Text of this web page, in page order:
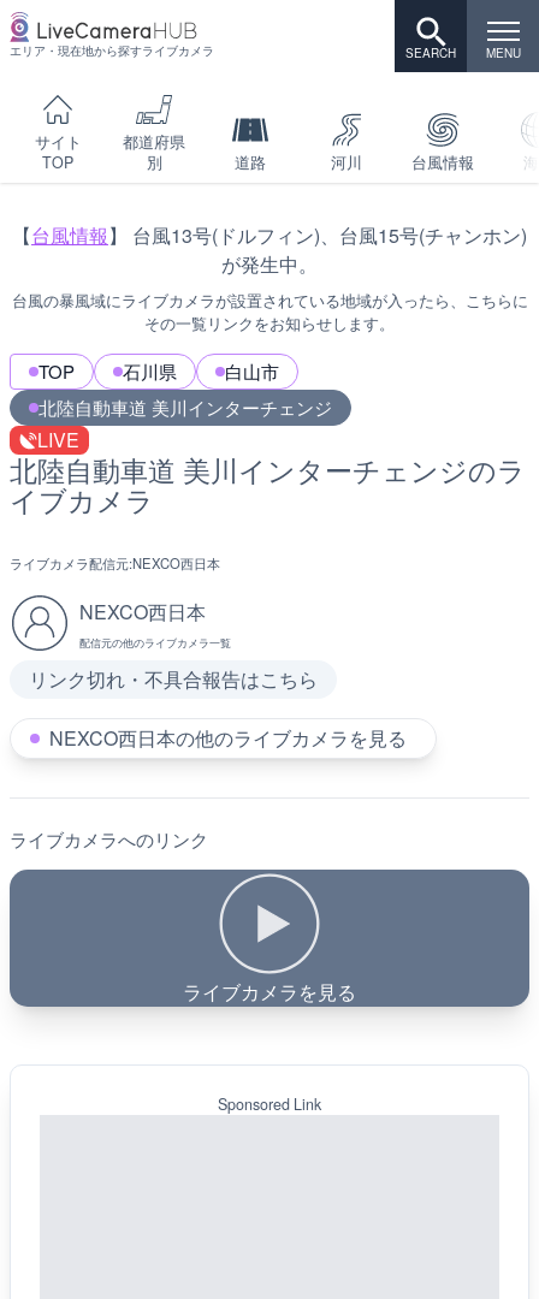
エリア・現在地から探すライブカメラ
サイト
TOP
都道府県
別
道路 河川 台風情報
【台風情報】 台風13号(ドルフィン)、台風15号(チャンホン)
が発生中。
台風の暴風域にライブカメラが設置されている地域が入ったら、こちらに
その一覧リンクをお知らせします。
TOP 石川県
白山市
北陸自動車道 美川インターチェンジ
LIVE
北陸自動車道 美川インターチェンジのラ
イブカメラ
ライブカメラ配信元:NEXCO西日本
NEXCO西日本
配信元の他のライブカメラ一覧
リンク切れ・不具合報告はこちら
NEXCO西日本の他のライブカメラを見る
ライブカメラへのリンク
ライブカメラを見る
Sponsored Link